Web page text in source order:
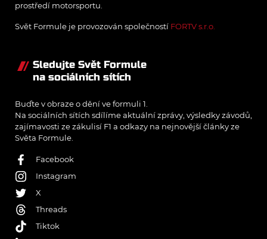
prostředí motorsportu.
Svět Formule je provozován společností FORTV s.r.o.
Sledujte Svět Formule
na sociálních sítích
Buďte v obraze o dění ve formuli 1.
Na sociálních sítích sdílíme aktuální zprávy, výsledky závodů,
zajímavosti ze zákulisí F1 a odkazy na nejnovější články ze
Světa Formule.
Facebook
Instagram
X
Threads
Tiktok